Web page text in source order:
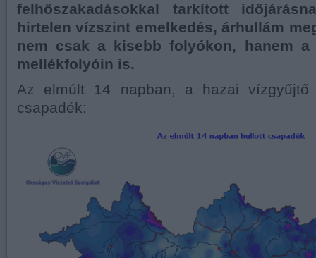
felhőszakadásokkal tarkított
hirtelen vízszint emelkedés, árhullám
nem csak a kisebb folyókon, hanem a
mellékfolyóin is.
Az elmúlt 14 napban, a hazai vízgyűjtő
csapadék: